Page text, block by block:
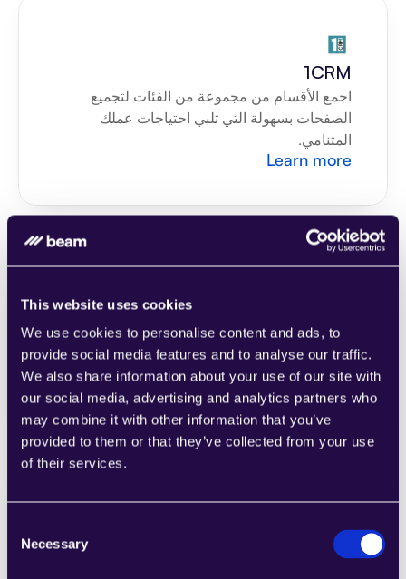
This website uses cookies
We use cookies to personalise content and ads, to
provide social media features and to analyse our traffic.
We also share information about your use of our site with
our social media, advertising and analytics partners who
may combine it with other information that you’ve
provided to them or that they’ve collected from your use
of their services.
Selection
Necessary
1CRM
المتنامي.
Learn more
اجمع الأقسام من مجموعة من الفئات لتجميع
الصفحات بسهولة التي تلبي احتياجات عملك
المتنامي.
Learn more
2markdown